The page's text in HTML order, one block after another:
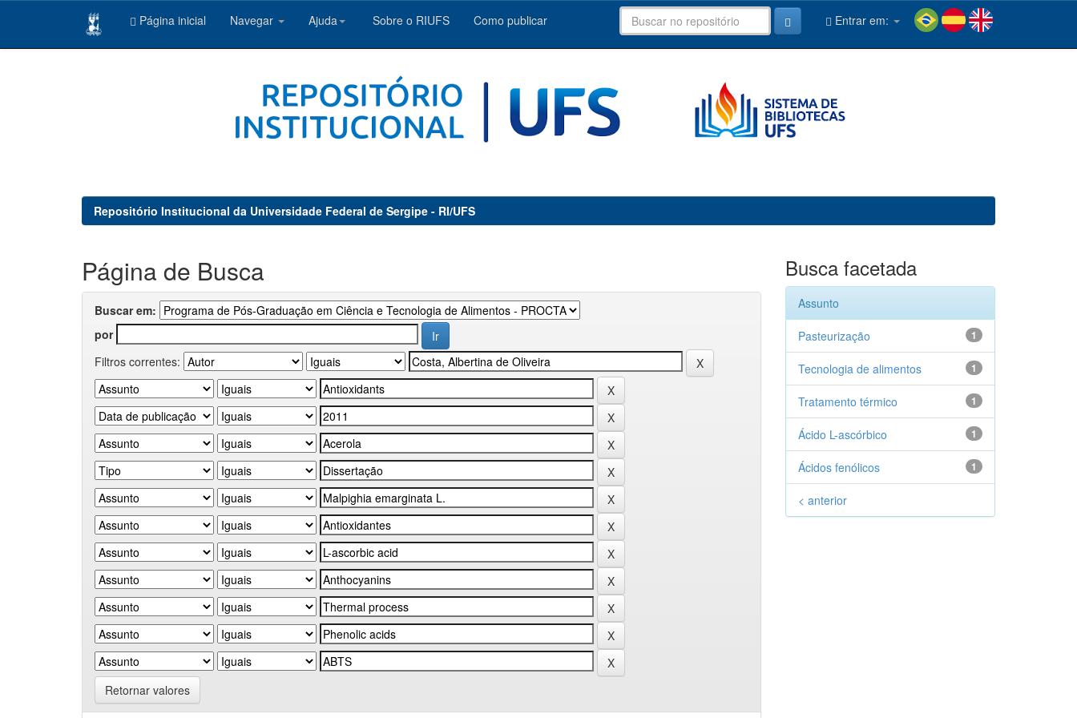
Página inicial Navegar Ajuda Sobre o RIUFS Como publicar Entrar em:
Repositório Institucional da Universidade Federal de Sergipe - RI/UFS
Página de Busca
Buscar em:
por
Filtros correntes:
Retornar valores
Busca facetada
Assunto
1
Pasteurização
1
Tecnologia de alimentos
1
Tratamento térmico
1
Ácido L-ascórbico
1
Ácidos fenólicos
< anterior